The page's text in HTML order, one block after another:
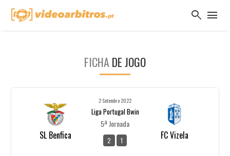
search menu
FICHA DE JOGO
SL Benfica
2 Setembro 2022
Liga Portugal Bwin
5ª Jornada
2 1 FC Vizela